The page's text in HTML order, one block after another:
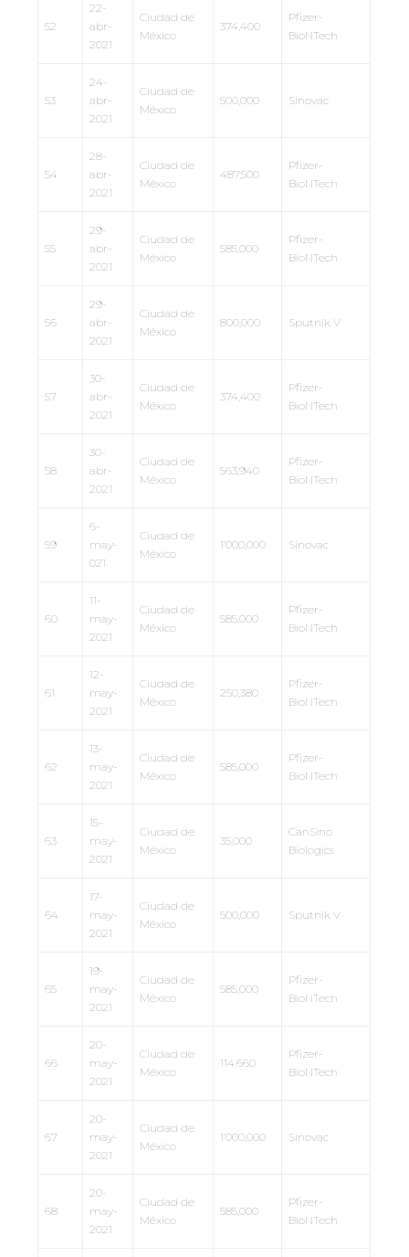
52
22-
abr-
2021
Ciudad de
México
374,400
Pfizer-
BioNTech
53
24-
abr-
2021
Ciudad de
México
500,000 Sinovac
54
28-
abr-
2021
Ciudad de
México
487,500
Pfizer-
BioNTech
55
29-
abr-
2021
Ciudad de
México
585,000
Pfizer-
BioNTech
56
29-
abr-
2021
Ciudad de
México
800,000 Sputnik V
57
30-
abr-
2021
Ciudad de
México
374,400
Pfizer-
BioNTech
58
30-
abr-
2021
Ciudad de
México
563,940
Pfizer-
BioNTech
59
6-
may-
021
Ciudad de
México
1’000,000 Sinovac
60
11-
may-
2021
Ciudad de
México
585,000
Pfizer-
BioNTech
61
12-
may-
2021
Ciudad de
México
250,380
Pfizer-
BioNTech
62
13-
may-
2021
Ciudad de
México
585,000
Pfizer-
BioNTech
63
15-
may-
2021
Ciudad de
México
35,000
CanSino
Biologics
64
17-
may-
2021
Ciudad de
México
500,000 Sputnik V
65
19-
may-
2021
Ciudad de
México
585,000
Pfizer-
BioNTech
66
20-
may-
2021
Ciudad de
México
114,660
Pfizer-
BioNTech
67
20-
may-
2021
Ciudad de
México
1’000,000 Sinovac
68
20-
may-
2021
Ciudad de
México
585,000
Pfizer-
BioNTech